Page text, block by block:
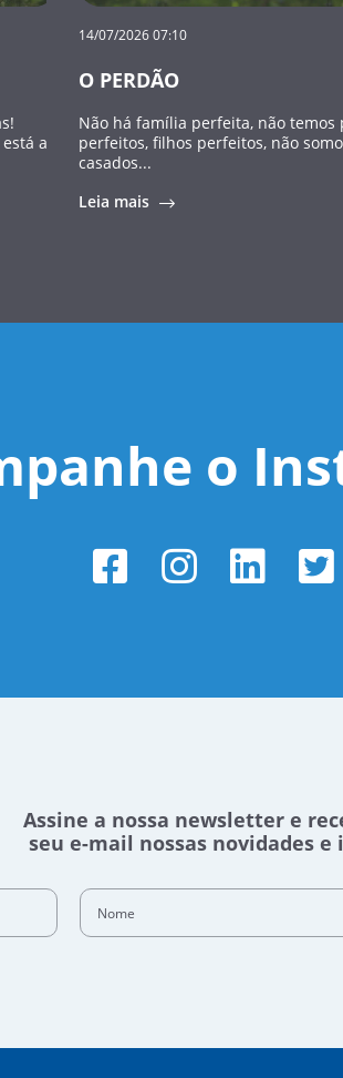
a
14/07/2026 07:10
O PERDÃO
Não há família perfeita, não temos
perfeitos, filhos perfeitos, não
casados...
Leia mais
o
Assine a nossa newsletter e
seu e-mail nossas novidades e